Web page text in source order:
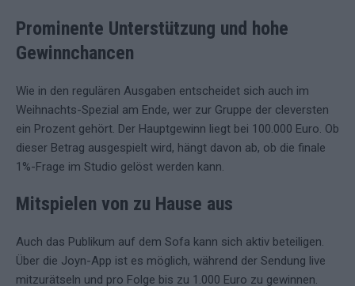
Prominente Unterstützung und hohe
Gewinnchancen
Wie in den regulären Ausgaben entscheidet sich auch im
Weihnachts-Spezial am Ende, wer zur Gruppe der cleversten
ein Prozent gehört. Der Hauptgewinn liegt bei 100.000 Euro. Ob
dieser Betrag ausgespielt wird, hängt davon ab, ob die finale
1%-Frage im Studio gelöst werden kann.
Mitspielen von zu Hause aus
Auch das Publikum auf dem Sofa kann sich aktiv beteiligen.
Über die Joyn-App ist es möglich, während der Sendung live
mitzurätseln und pro Folge bis zu 1.000 Euro zu gewinnen.